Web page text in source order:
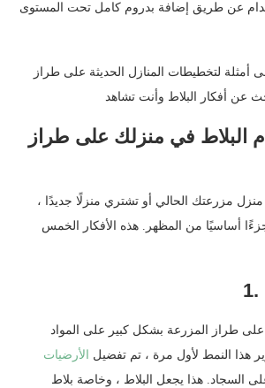
عن طريق إضافة بدروم كامل تحت المستوى
أمثلة لتخطيطات المنازل الحديثة على طراز
البلاط في منزلك على طراز
مزرعتك الحالي أو تشتري منزلًا جديدًا ،
أساسيًا من المظهر. هذه الأفكار الخمس
على طراز المزرعة بشكل كبير على المواد
هذا النمط لأول مرة ، تم تفضيل
الأرضيات
السجاد. هذا يجعل البلاط ، وخاصة بلاط